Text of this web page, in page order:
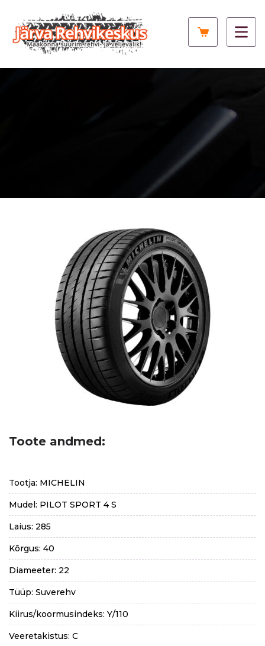
Toote andmed:
Tootja: MICHELIN
Mudel: PILOT SPORT 4 S
Laius: 285
Kõrgus: 40
Diameeter: 22
Tüüp: Suverehv
Kiirus/koormusindeks: Y/110
Veeretakistus: C